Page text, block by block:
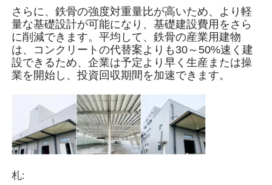
会社案内
品質管理
お問い合わせ
ニュース
さらに、鉄骨の強度対重量比が高いため、より軽
量な基礎設計が可能になり、基礎建設費用をさら
に削減できます。平均して、鉄骨の産業用建物
は、コンクリートの代替案よりも30～50%速く建
設できるため、企業は予定より早く生産または操
業を開始し、投資回収期間を加速できます。
札: